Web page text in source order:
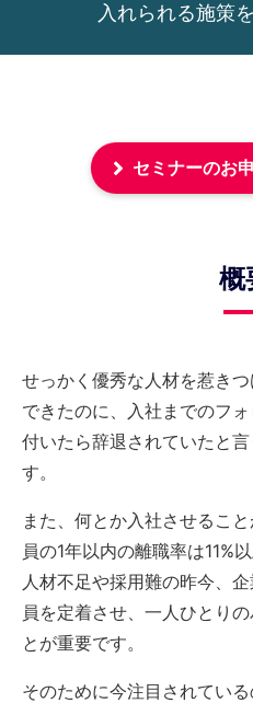
入れられる施策
セミナーのお
概
せっかく優秀な人材を惹き
できたのに、入社までのフ
付いたら辞退されていたと
す。
また、何とか入社させるこ
員の1年以内の離職率は11%
人材不足や採用難の昨今、
員を定着させ、一人ひとり
とが重要です。
そのために今注目されてい